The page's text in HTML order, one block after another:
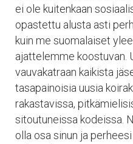
ei ole kuitenkaan
opastettu alusta asti
kuin me suomalaiset
ajattelemme koostuvan.
vauvakatraan kaikista
tasapainoisia uusia
rakastavissa,
sitoutuneissa kodeissa.
olla osa sinun ja